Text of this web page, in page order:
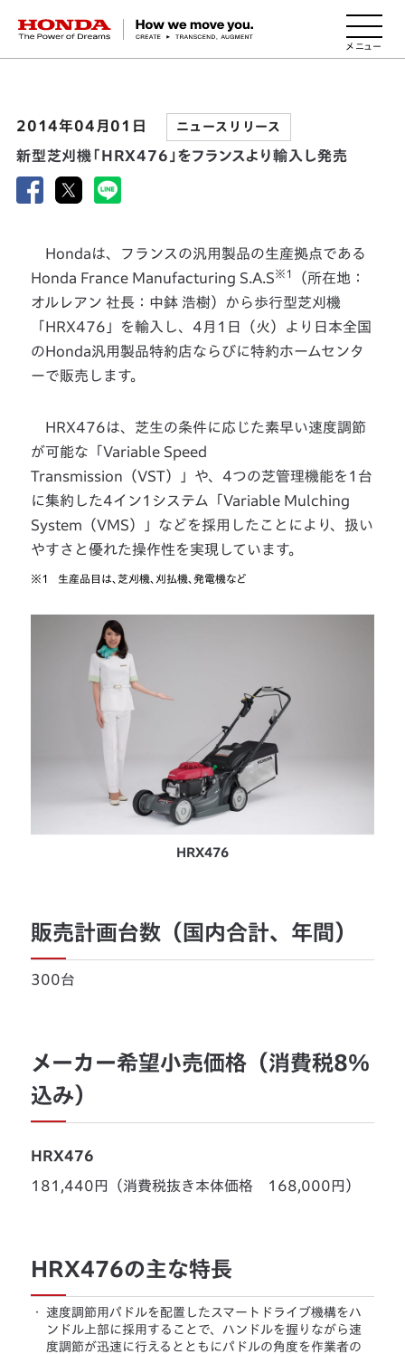
HONDA The Power of Dreams
2014年04月01日 ニュースリリース
新型芝刈機「HRX476」をフランスより輸入し発売
Hondaは、フランスの汎用製品の生産拠点である
Honda France Manufacturing S.A.S※1
（所在地：
オルレアン 社長：中鉢 浩樹）から歩行型芝刈機
「HRX476」を輸入し、4月1日（火）より日本全国
のHonda汎用製品特約店ならびに特約ホームセンタ
ーで販売します。
HRX476は、芝生の条件に応じた素早い速度調節
が可能な「Variable Speed
Transmission（VST）」や、4つの芝管理機能を1台
に集約した4イン1システム「Variable Mulching
System（VMS）」などを採用したことにより、扱い
やすさと優れた操作性を実現しています。
※1 生産品目は、芝刈機、刈払機、発電機など
HRX476
販売計画台数（国内合計、年間）
300台
メーカー希望小売価格（消費税8％
込み）
HRX476
181,440円（消費税抜き本体価格 168,000円）
HRX476の主な特長
・
速度調節用パドルを配置したスマートドライブ機構をハ
ンドル上部に採用することで、ハンドルを握りながら速
度調節が迅速に行えるとともにパドルの角度を作業者の